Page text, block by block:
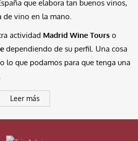
que elabora tan buenos vinos,
de vino en la mano.
actividad Madrid Wine Tours o
dependiendo de su perfil. Una cosa
lo que podamos para que tenga una
Leer más